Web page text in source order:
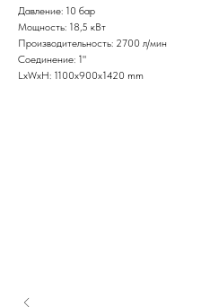
Давление: 10 бар
Мощность: 18,5 кВт
Производительность: 2700 л/мин
Соединение: 1"
LxWxH: 1100x900x1420 mm